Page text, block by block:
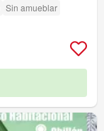
Sin amueblar